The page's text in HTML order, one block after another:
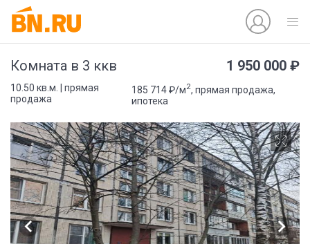
Комната в 3 ккв 1 950 000 ₽
10.50 кв.м. | прямая
продажа
185 714 ₽/м2, прямая продажа,
ипотека